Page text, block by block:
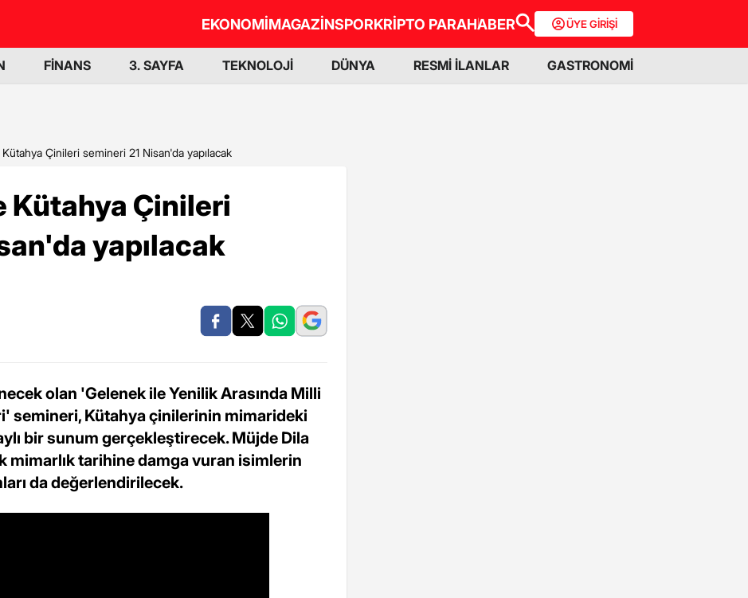
EKONOMİMAGAZİNSPORKRİPTO PARAHABER ÜYE GİRİŞİ
FİNANS 3. SAYFA TEKNOLOJİ DÜNYA RESMİ İLANLAR GASTRONOMİ
Çinileri semineri 21 Nisan'da yapılacak
Çinileri
yapılacak
olan 'Gelenek ile Yenilik Arasında Milli
semineri, Kütahya çinilerinin mimarideki
bir sunum gerçekleştirecek. Müjde Dila
mimarlık tarihine damga vuran isimlerin
da değerlendirilecek.